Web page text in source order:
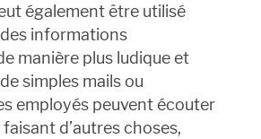
également être utilisé
informations
manière plus ludique et
simples mails ou
employés peuvent écouter
d’autres choses,